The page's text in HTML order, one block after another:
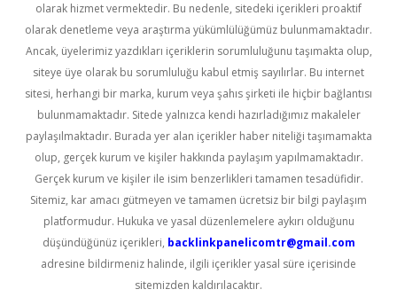
olarak hizmet vermektedir. Bu nedenle, sitedeki içerikleri proaktif
olarak denetleme veya araştırma yükümlülüğümüz bulunmamaktadır.
Ancak, üyelerimiz yazdıkları içeriklerin sorumluluğunu taşımakta olup,
siteye üye olarak bu sorumluluğu kabul etmiş sayılırlar. Bu internet
sitesi, herhangi bir marka, kurum veya şahıs şirketi ile hiçbir bağlantısı
bulunmamaktadır. Sitede yalnızca kendi hazırladığımız makaleler
paylaşılmaktadır. Burada yer alan içerikler haber niteliği taşımamakta
olup, gerçek kurum ve kişiler hakkında paylaşım yapılmamaktadır.
Gerçek kurum ve kişiler ile isim benzerlikleri tamamen tesadüfidir.
Sitemiz, kar amacı gütmeyen ve tamamen ücretsiz bir bilgi paylaşım
platformudur. Hukuka ve yasal düzenlemelere aykırı olduğunu
düşündüğünüz içerikleri, backlinkpanelicomtr@gmail.com
adresine bildirmeniz halinde, ilgili içerikler yasal süre içerisinde
sitemizden kaldırılacaktır.